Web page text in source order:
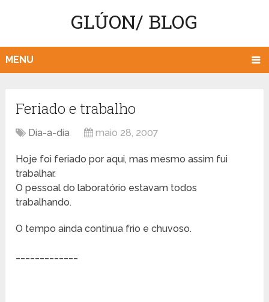
GLÚON/ BLOG
MENU
Feriado e trabalho
Dia-a-dia maio 28, 2007
Hoje foi feriado por aqui, mas mesmo assim fui
trabalhar.
O pessoal do laboratório estavam todos
trabalhando.
O tempo ainda continua frio e chuvoso.